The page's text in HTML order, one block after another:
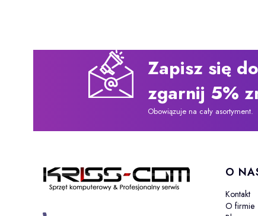
Zapisz się
zgarnij 5%
Obowiązuje na cały asortyment.
Linki
O
Kontakt
O firmie